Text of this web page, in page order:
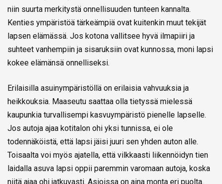
niin suurta merkitystä onnellisuuden tunteen kannalta.
Kenties ympäristöä tärkeämpiä ovat kuitenkin muut tekijät
lapsen elämässä. Jos kotona vallitsee hyvä ilmapiiri ja
suhteet vanhempiin ja sisaruksiin ovat kunnossa, moni lapsi
kokee elämänsä onnelliseksi.
Erilaisilla asuinympäristöllä on erilaisia vahvuuksia ja
heikkouksia. Maaseutu saattaa olla tietyssä mielessä
kaupunkia turvallisempi kasvuympäristö pienelle lapselle.
Jos autoja ajaa kotitalon ohi yksi tunnissa, ei ole
todennäköistä, että lapsi jäisi juuri sen yhden auton alle.
Toisaalta voi myös ajatella, että vilkkaasti liikennöidyn tien
laidalla asuva lapsi oppii paremmin varomaan autoja, koska
niitä ajaa ohi jatkuvasti. Asioissa on aina monta eri puolta.